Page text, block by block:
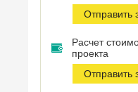
Отправить
Расчет
проекта
Отправить